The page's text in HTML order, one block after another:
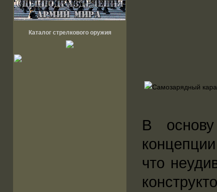
Каталог стрелкового оружия
В
что